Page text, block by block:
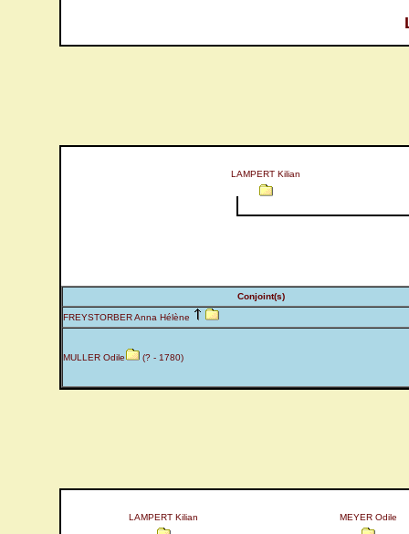
LAMPERT Kilian
Conjoint(s)
FREYSTORBER Anna Hélène
MULLER Odile (? - 1780)
LAMPERT Kilian MEYER Odile